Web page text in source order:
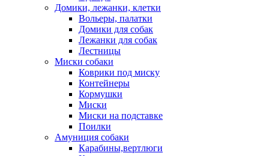
Домики, лежанки, клетки
Вольеры, палатки
Домики для собак
Лежанки для собак
Лестницы
Миски собаки
Коврики под миску
Контейнеры
Кормушки
Миски
Миски на подставке
Поилки
Амуниция собаки
Карабины,вертлюги